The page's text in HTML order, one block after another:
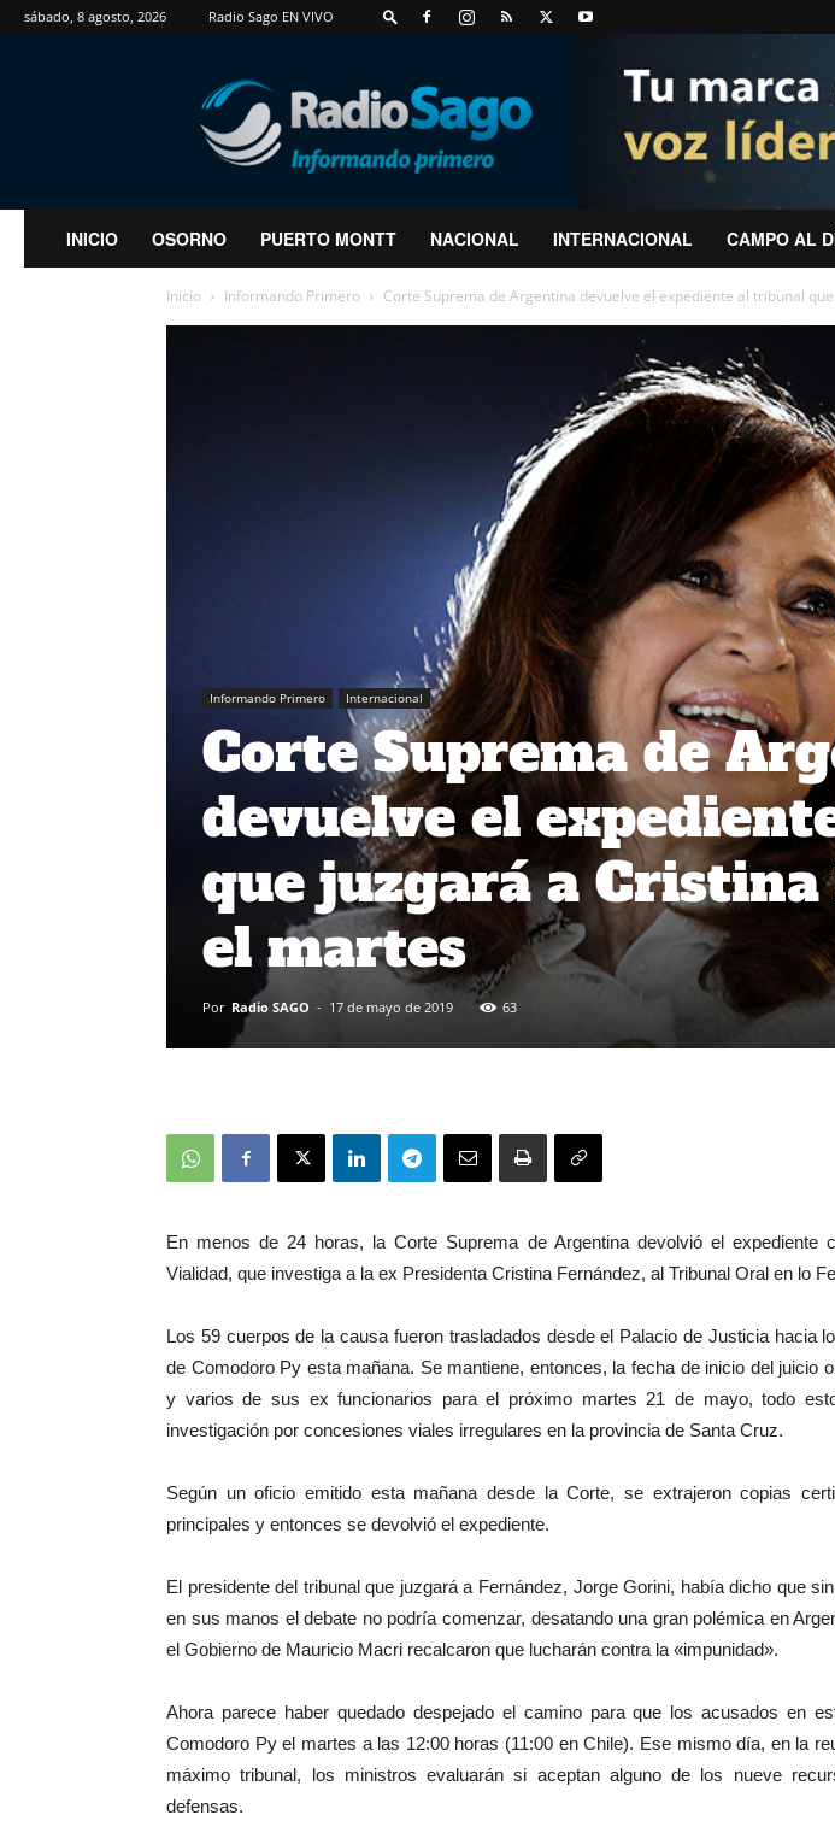
sábado, 8 agosto, 2026 Radio Sago EN VIVO
RadioSago
INICIO OSORNO PUERTO MONTT NACIONAL INTERNACIONAL CAMPO AL
Inicio Informando Primero Corte Suprema de Argentina devuelve el expediente al tribunal
Informando Primero Internacional
Corte Suprema de
devuelve el
que juzgará a Cristina
el martes
Por Radio SAGO - 17 de mayo de 2019 63
En menos de 24 horas, la Corte Suprema de Argentina devolvió el expediente
Vialidad, que investiga a la ex Presidenta Cristina Fernández, al Tribunal Oral en lo
Los 59 cuerpos de la causa fueron trasladados desde el Palacio de Justicia hacia
de Comodoro Py esta mañana. Se mantiene, entonces, la fecha de inicio del juicio
y varios de sus ex funcionarios para el próximo martes 21 de mayo, todo
investigación por concesiones viales irregulares en la provincia de Santa Cruz.
Según un oficio emitido esta mañana desde la Corte, se extrajeron copias
principales y entonces se devolvió el expediente.
El presidente del tribunal que juzgará a Fernández, Jorge Gorini, había dicho que
en sus manos el debate no podría comenzar, desatando una gran polémica en
el Gobierno de Mauricio Macri recalcaron que lucharán contra la «impunidad».
Ahora parece haber quedado despejado el camino para que los acusados en
Comodoro Py el martes a las 12:00 horas (11:00 en Chile). Ese mismo día, en la
máximo tribunal, los ministros evaluarán si aceptan alguno de los nueve
defensas.